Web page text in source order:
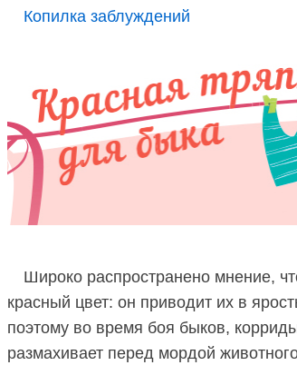
Копилка заблуждений
Широко распространено мнение,
красный цвет: он приводит их в
поэтому во время боя быков,
размахивает перед мордой